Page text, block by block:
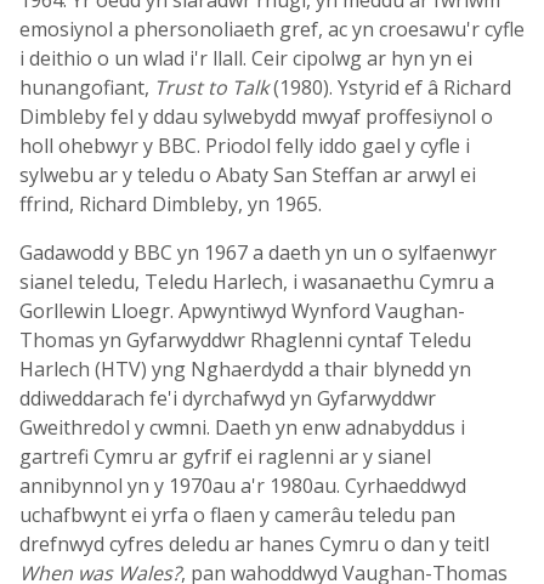
emosiynol a phersonoliaeth gref, ac yn croesawu'r cyfle
i deithio o un wlad i'r llall. Ceir cipolwg ar hyn yn ei
hunangofiant, Trust to Talk(1980). Ystyrid ef â Richard
Dimbleby fel y ddau sylwebydd mwyaf proffesiynol o
holl ohebwyr y BBC. Priodol felly iddo gael y cyfle i
sylwebu ar y teledu o Abaty San Steffan ar arwyl ei
ffrind, Richard Dimbleby, yn 1965.
Gadawodd y BBC yn 1967 a daeth yn un o sylfaenwyr
sianel teledu, Teledu Harlech, i wasanaethu Cymru a
Gorllewin Lloegr. Apwyntiwyd Wynford Vaughan-
Thomas yn Gyfarwyddwr Rhaglenni cyntaf Teledu
Harlech (HTV) yng Nghaerdydd a thair blynedd yn
ddiweddarach fe'i dyrchafwyd yn Gyfarwyddwr
Gweithredol y cwmni. Daeth yn enw adnabyddus i
gartrefi Cymru ar gyfrif ei raglenni ar y sianel
annibynnol yn y 1970au a'r 1980au. Cyrhaeddwyd
uchafbwynt ei yrfa o flaen y camerâu teledu pan
drefnwyd cyfres deledu ar hanes Cymru o dan y teitl
When was Wales?, pan wahoddwyd Vaughan-Thomas